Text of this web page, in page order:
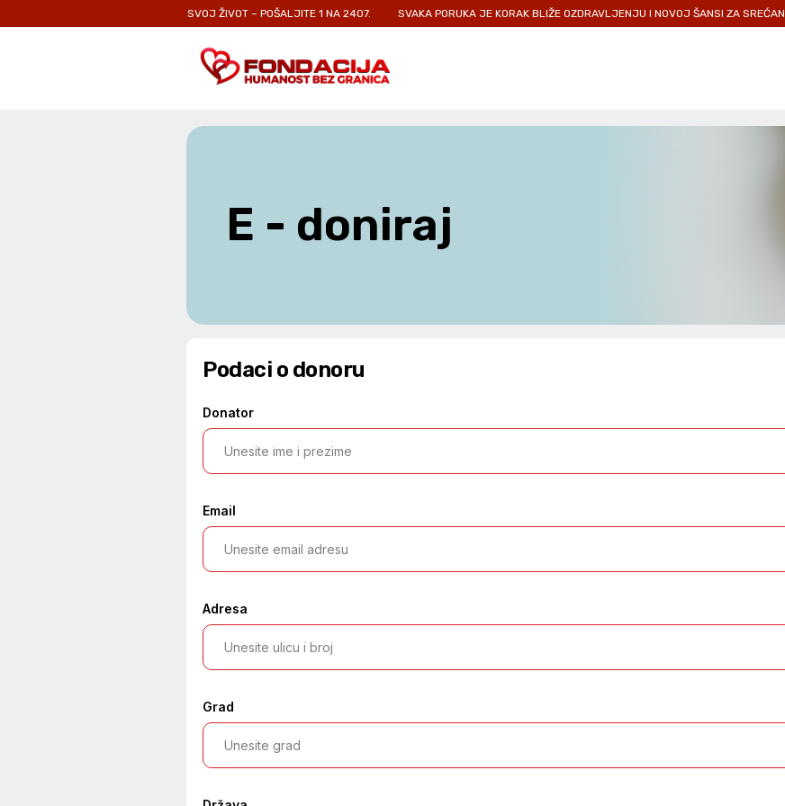
KOJI SE BORE ZA SVOJ ŽIVOT – POŠALJITE 1 NA 2407. SVAKA PORUKA JE KORAK BLIŽE OZDRAVLJENJU I NOVOJ ŠANSI ZA SREĆAN ŽIVOT.
E - doniraj
Podaci o donoru
Donator
Email
Adresa
Grad